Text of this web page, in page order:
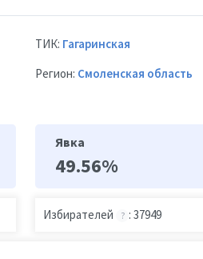
ТИК: Гагаринская
Регион: Смоленская область
Явка
49.56%
Избирателей ? : 37949